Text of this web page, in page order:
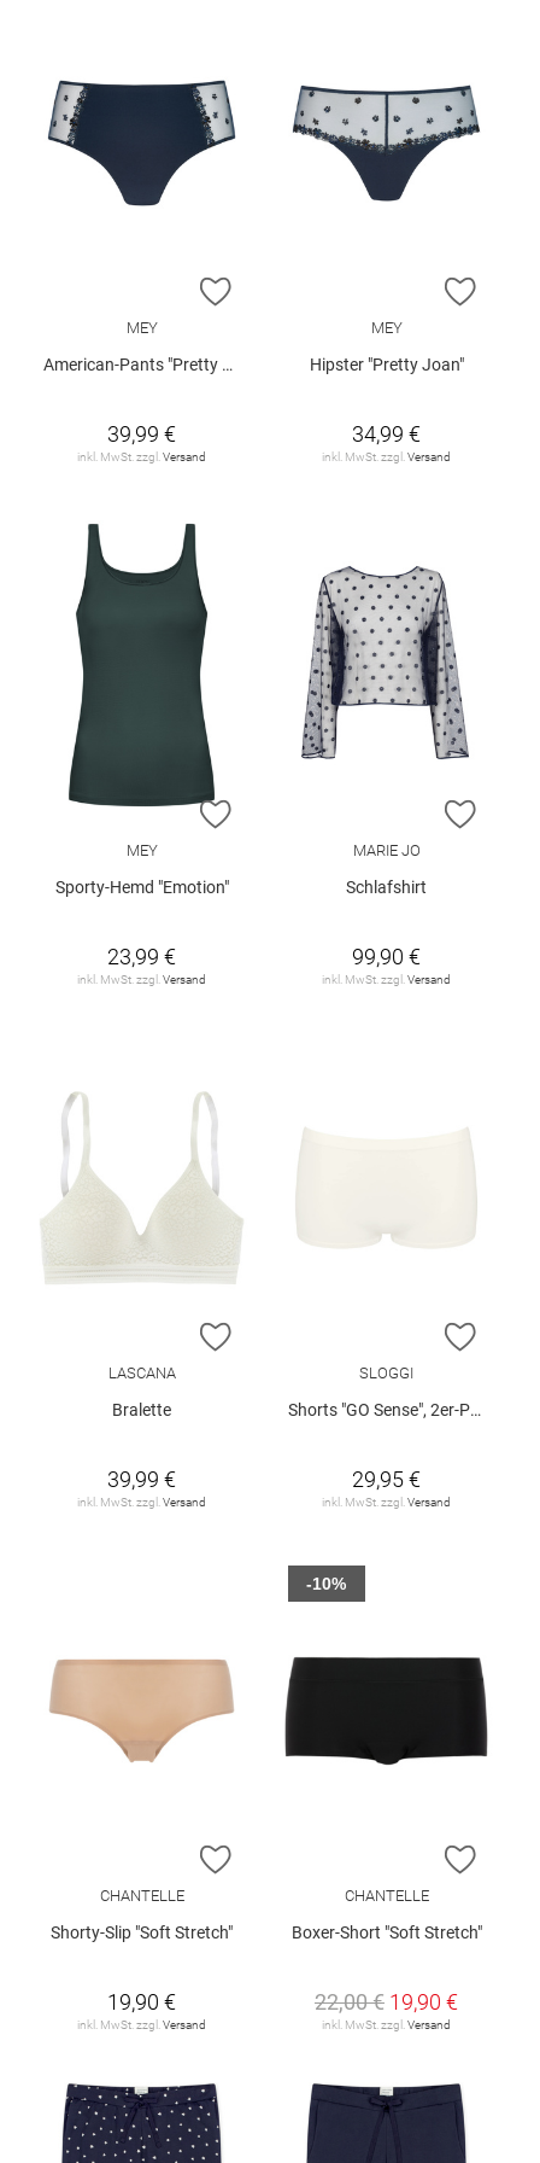
ZUR WUNSCHLISTE HINZUFÜGEN
MEY
American-Pants "Pretty Joan"
39,99 €
inkl. MwSt. zzgl.Versand
ZUR
MEY
Hipster "Pretty Joan"
34,99 €
inkl. MwSt. zzgl.Versand
ZUR WUNSCHLISTE HINZUFÜGEN
MEY
Sporty-Hemd "Emotion"
23,99 €
inkl. MwSt. zzgl.Versand
ZUR
MARIE JO
Schlafshirt
99,90 €
inkl. MwSt. zzgl.Versand
ZUR WUNSCHLISTE HINZUFÜGEN
LASCANA
Bralette
39,99 €
inkl. MwSt. zzgl. Versand
ZUR
SLOGGI
Shorts "GO Sense", 2er-Pack
29,95 €
inkl. MwSt. zzgl. Versand
ZUR WUNSCHLISTE HINZUFÜGEN
CHANTELLE
Shorty-Slip "Soft Stretch"
19,90 €
inkl. MwSt. zzgl. Versand
ZUR
CHANTELLE
Boxer-Short "Soft Stretch"
22,00 € 19,90 €
inkl. MwSt. zzgl. Versand
-10%